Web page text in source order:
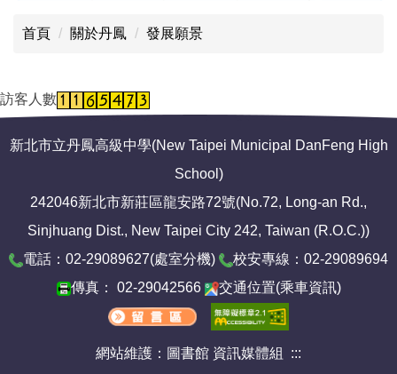
首頁 關於丹鳳 發展願景
訪客人數
新北市立丹鳳高級中學(New Taipei Municipal DanFeng High
School)
242046新北市新莊區龍安路72號(No.72, Long-an Rd.,
Sinjhuang Dist., New Taipei City 242, Taiwan (R.O.C.))
電話：02-29089627(處室分機)
校安專線：02-29089694
傳真： 02-29042566
交通位置(乘車資訊)
網站維護：圖書館 資訊媒體組 :::